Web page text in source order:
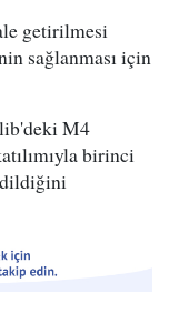
getirilmesi
sağlanması için
M4
birinci